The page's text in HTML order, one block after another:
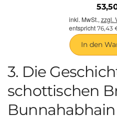
inkl. MwSt., zzgl.
entspricht 76,43
In den
3. Die
schottischen
Bunnahabhain